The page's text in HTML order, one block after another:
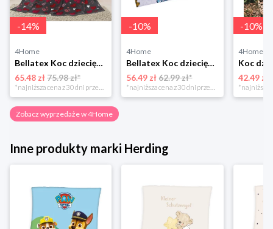
-14%
4Home
Bellatex Koc dziecięcy Ella Serduszka, 100 x 155 cm
65.48 zł75.98 zł*
*najniższa cena z 30 dni przed obniżką
-10%
4Home
Bellatex Koc dziecięcy Bára Butterfly różowy, 75 x 100 cm
56.49 zł 62.99 zł*
*najniższa cena z 30 dni przed obniżką
-10%
4Home
42.49 zł
Zobacz wyprzedaże w 4Home
Inne produkty marki Herding